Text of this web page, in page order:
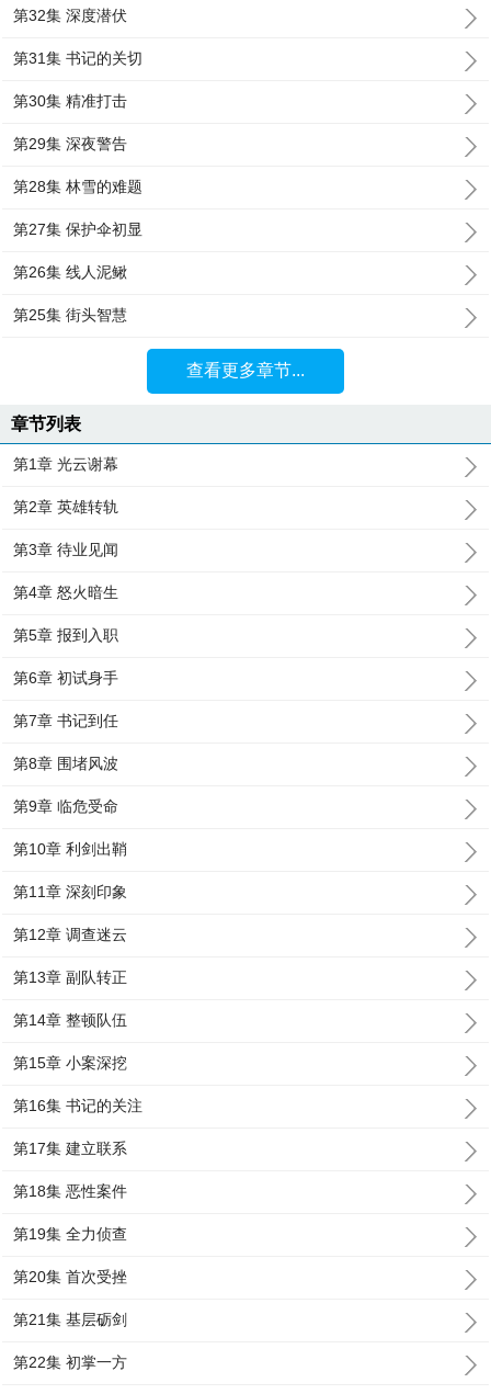
第32集 深度潜伏
第31集 书记的关切
第30集 精准打击
第29集 深夜警告
第28集 林雪的难题
第27集 保护伞初显
第26集 线人泥鳅
第25集 街头智慧
查看更多章节...
章节列表
第1章 光云谢幕
第2章 英雄转轨
第3章 待业见闻
第4章 怒火暗生
第5章 报到入职
第6章 初试身手
第7章 书记到任
第8章 围堵风波
第9章 临危受命
第10章 利剑出鞘
第11章 深刻印象
第12章 调查迷云
第13章 副队转正
第14章 整顿队伍
第15章 小案深挖
第16集 书记的关注
第17集 建立联系
第18集 恶性案件
第19集 全力侦查
第20集 首次受挫
第21集 基层砺剑
第22集 初掌一方